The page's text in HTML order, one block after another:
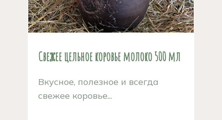
Свежее цельное коровье молоко 500 мл
Вкусное, полезное и всегда
свежее коровье...